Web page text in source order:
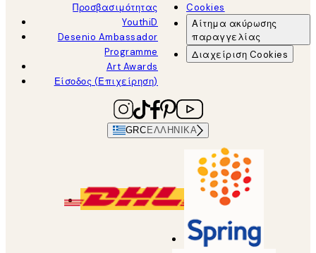
Προσβασιμότητας
YouthiD
Desenio Ambassador
Programme
Art Awards
Είσοδος (Επιχείρηση)
Cookies
Αίτημα ακύρωσης
παραγγελίας
Διαχείριση Cookies
GRC ΕΛΛΗΝΙΚΆ